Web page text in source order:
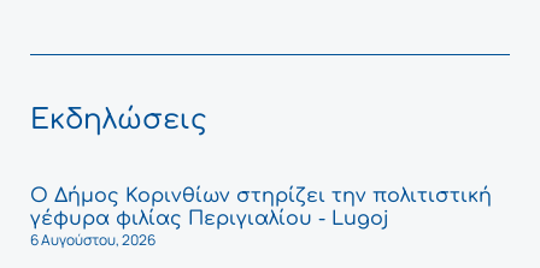
Εκδηλώσεις
Ο Δήμος Κορινθίων στηρίζει την πολιτιστική
γέφυρα φιλίας Περιγιαλίου - Lugoj
6 Αυγούστου, 2026